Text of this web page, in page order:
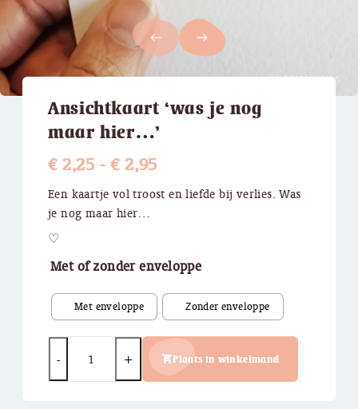
west east
Ansichtkaart ‘was je nog
maar hier…’
€2,25 - €2,95Prijsklasse:
€ 2,25
Een kaartje vol troost en liefde bij verlies. Was
je nog maar hier…
♡
Met of zonder enveloppe
Plaats in winkelmand